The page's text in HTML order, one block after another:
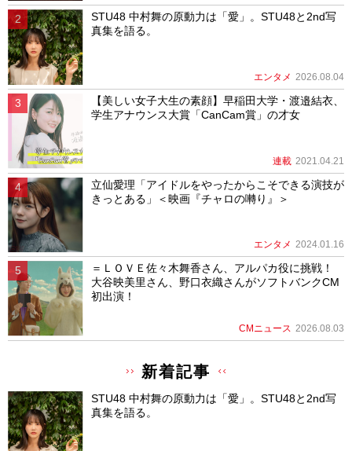
STU48 中村舞の原動力は「愛」。STU48と2nd写
真集を語る。
エンタメ 2026.08.04
【美しい女子大生の素顔】早稲田大学・渡邉結衣、
学生アナウンス大賞「CanCam賞」の才女
連載 2021.04.21
立仙愛理「アイドルをやったからこそできる演技が
きっとある」＜映画『チャロの囀り』＞
エンタメ 2024.01.16
＝ＬＯＶＥ佐々木舞香さん、アルパカ役に挑戦！
大谷映美里さん、野口衣織さんがソフトバンクCM
初出演！
CMニュース 2026.08.03
新着記事
STU48 中村舞の原動力は「愛」。STU48と2nd写
真集を語る。